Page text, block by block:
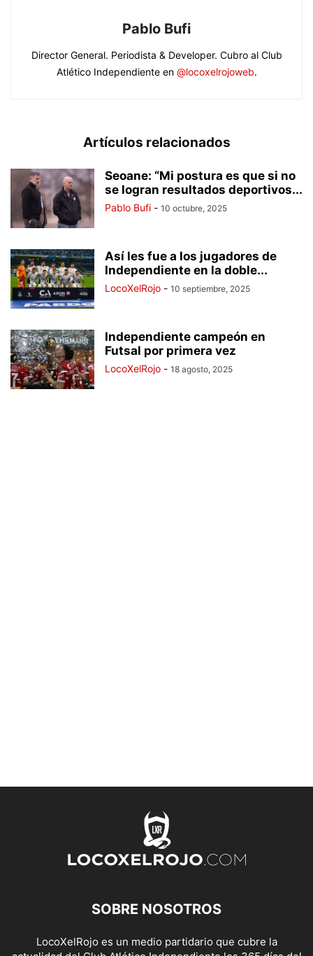
Pablo Bufi
Director General. Periodista & Developer. Cubro al Club
Atlético Independiente en @locoxelrojoweb.
Artículos relacionados
Seoane: “Mi postura es que si no
se logran resultados deportivos...
Pablo Bufi - 10 octubre, 2025
Así les fue a los jugadores de
Independiente en la doble...
LocoXelRojo - 10 septiembre, 2025
Independiente campeón en
Futsal por primera vez
LocoXelRojo - 18 agosto, 2025
SOBRE NOSOTROS
LocoXelRojo es un medio partidario que cubre la